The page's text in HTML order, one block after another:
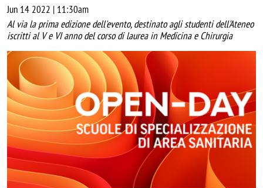
Jun 14 2022 | 11:30am
Al via la prima edizione dell'evento, destinato agli studenti dell'Ateneo
iscritti al V e VI anno del corso di laurea in Medicina e Chirurgia
Image